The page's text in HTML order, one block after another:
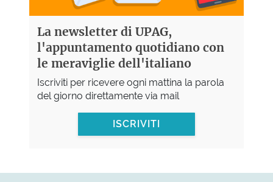
La newsletter di UPAG,
l'appuntamento quotidiano con
le meraviglie dell'italiano
Iscriviti per ricevere ogni mattina la parola
del giorno direttamente via mail
ISCRIVITI